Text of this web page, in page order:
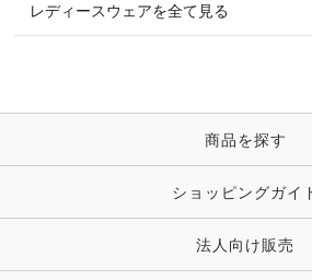
時計・財布・キーケース・革小物
キーホルダー・チャーム・ストラップ
その他 ファッション雑貨
ピン・ブローチ・コサージュ
その他 アクセサリー
レディースウェアを全て見る
商品を探す
ショッピングガイ
法人向け販売